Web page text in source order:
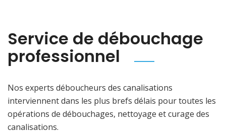
Service de débouchage
professionnel
Nos experts déboucheurs des canalisations
interviennent dans les plus brefs délais pour toutes les
opérations de débouchages, nettoyage et curage des
canalisations.